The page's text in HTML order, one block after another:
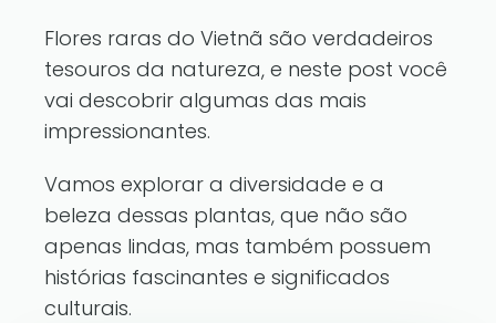
Flores raras do Vietnã são verdadeiros
tesouros da natureza, e neste post você
vai descobrir algumas das mais
impressionantes.
Vamos explorar a diversidade e a
beleza dessas plantas, que não são
apenas lindas, mas também possuem
histórias fascinantes e significados
culturais.